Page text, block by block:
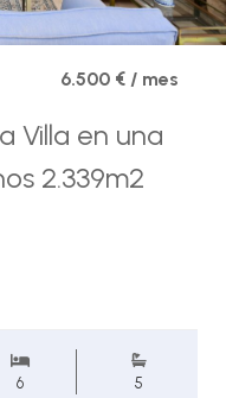
6.500 € / mes
Villa en una
2.339m2
6 5